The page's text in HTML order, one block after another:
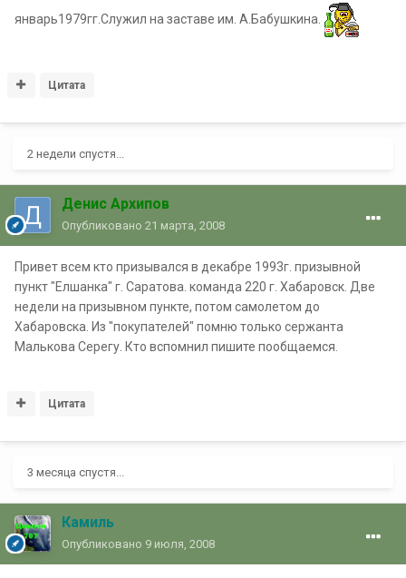
январь1979гг.Служил на заставе им. А.Бабушкина.
Цитата
2 недели спустя...
Денис Архипов
Опубликовано 21 марта, 2008
Привет всем кто призывался в декабре 1993г. призывной
пункт "Елшанка" г. Саратова. команда 220 г. Хабаровск. Две
недели на призывном пункте, потом самолетом до
Хабаровска. Из "покупателей" помню только сержанта
Малькова Серегу. Кто вспомнил пишите пообщаемся.
Цитата
3 месяца спустя...
Камиль
Опубликовано 9 июля, 2008